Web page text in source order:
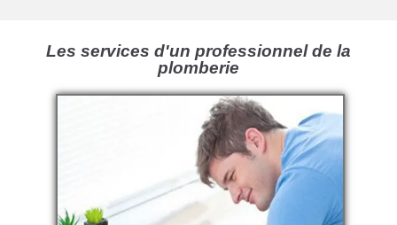
Les services d'un professionnel de la
plomberie